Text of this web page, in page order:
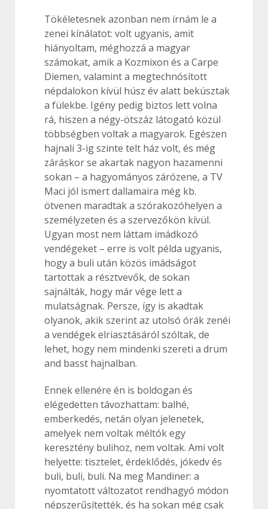
Tökéletesnek azonban nem írnám le a
zenei kínálatot: volt ugyanis, amit
hiányoltam, méghozzá a magyar
számokat, amik a Kozmixon és a Carpe
Diemen, valamint a megtechnósított
népdalokon kívül húsz év alatt bekúsztak
a fülekbe. Igény pedig biztos lett volna
rá, hiszen a négy-ötszáz látogató közül
többségben voltak a magyarok. Egészen
hajnali 3-ig szinte telt ház volt, és még
záráskor se akartak nagyon hazamenni
sokan – a hagyományos zárózene, a TV
Maci jól ismert dallamaira még kb.
ötvenen maradtak a szórakozóhelyen a
személyzeten és a szervezőkön kívül.
Ugyan most nem láttam imádkozó
vendégeket – erre is volt példa ugyanis,
hogy a buli után közös imádságot
tartottak a résztvevők, de sokan
sajnálták, hogy már vége lett a
mulatságnak. Persze, így is akadtak
olyanok, akik szerint az utolsó órák zenéi
a vendégek elriasztásáról szóltak, de
lehet, hogy nem mindenki szereti a drum
and basst hajnalban.
Ennek ellenére én is boldogan és
elégedetten távozhattam: balhé,
emberkedés, netán olyan jelenetek,
amelyek nem voltak méltók egy
keresztény bulihoz, nem voltak. Ami volt
helyette: tisztelet, érdeklődés, jókedv és
buli, buli, buli. Na meg Mandiner: a
nyomtatott változatot rendhagyó módon
népszerűsítették, és ha sokan még csak